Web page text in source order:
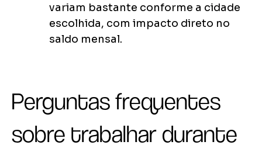
variam bastante conforme a cidade
escolhida, com impacto direto no
saldo mensal.
Perguntas frequentes
sobre trabalhar durante